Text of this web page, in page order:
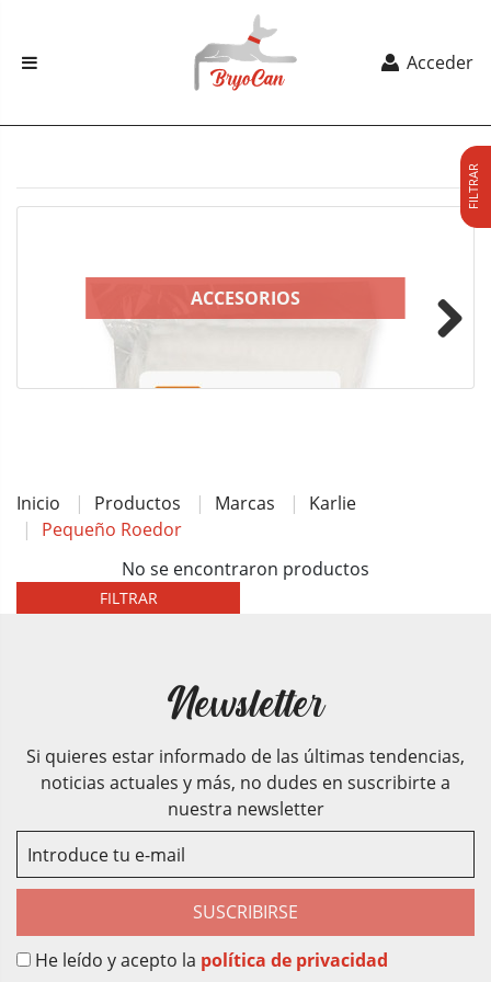
Acceder
ACCESORIOS
Inicio Productos Marcas
Karlie
Pequeño Roedor
No se encontraron productos
FILTRAR
FILTRAR
Newsletter
Si quieres estar informado de las últimas tendencias,
noticias actuales y más, no dudes en suscribirte a
nuestra newsletter
SUSCRIBIRSE
He leído y acepto la política de privacidad